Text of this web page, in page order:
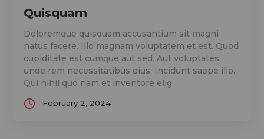
Quisquam
Doloremque quisquam accusantium sit magni
natus facere. Illo magnam voluptatem et est. Quod
cupiditate est cumque aut sed. Aut voluptates
unde rem necessitatibus eius. Incidunt saepe illo.
Qui nihil quo nam et inventore elig
February 2, 2024